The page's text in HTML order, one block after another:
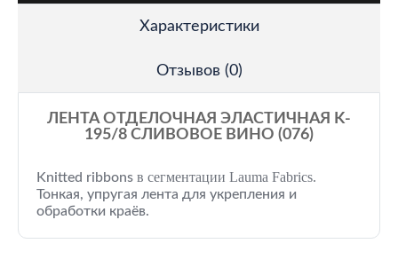
Характеристики
Отзывов (0)
ЛЕНТА ОТДЕЛОЧНАЯ ЭЛАСТИЧНАЯ K-
195/8 СЛИВОВОЕ ВИНО (076)
Knitted ribbons в сегментации Lauma Fabrics.
Тонкая, упругая лента для укрепления и
обработки краёв.